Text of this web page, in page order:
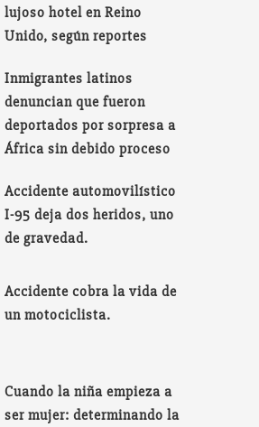
lujoso hotel en Reino
Unido, según reportes
Inmigrantes latinos
denuncian que fueron
deportados por sorpresa a
África sin debido proceso
Accidente automovilístico
I-95 deja dos heridos, uno
de gravedad.
Accidente cobra la vida de
un motociclista.
Cuando la niña empieza a
ser mujer: determinando la